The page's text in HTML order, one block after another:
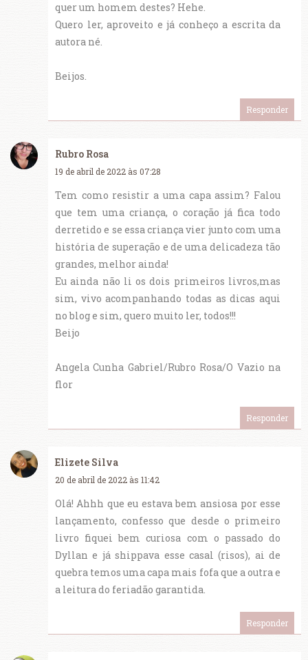
quer um homem destes? Hehe.
Quero ler, aproveito e já conheço a escrita da
autora né.
Beijos.
Responder
Rubro Rosa
19 de abril de 2022 às 07:28
Tem como resistir a uma capa assim? Falou
que tem uma criança, o coração já fica todo
derretido e se essa criança vier junto com uma
história de superação e de uma delicadeza tão
grandes, melhor ainda!
Eu ainda não li os dois primeiros livros,mas
sim, vivo acompanhando todas as dicas aqui
no blog e sim, quero muito ler, todos!!!
Beijo
Angela Cunha Gabriel/Rubro Rosa/O Vazio na
flor
Responder
Elizete Silva
20 de abril de 2022 às 11:42
Olá! Ahhh que eu estava bem ansiosa por esse
lançamento, confesso que desde o primeiro
livro fiquei bem curiosa com o passado do
Dyllan e já shippava esse casal (risos), ai de
quebra temos uma capa mais fofa que a outra e
a leitura do feriadão garantida.
Responder